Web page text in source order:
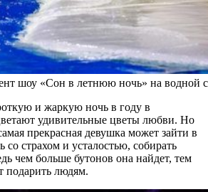
шоу «Сон в летнюю ночь» на водной
и жаркую ночь в году в
удивительные цветы любви. Но
прекрасная девушка может зайти в
со страхом и усталостью, собирать
чем больше бутонов она найдет, тем
подарить людям.